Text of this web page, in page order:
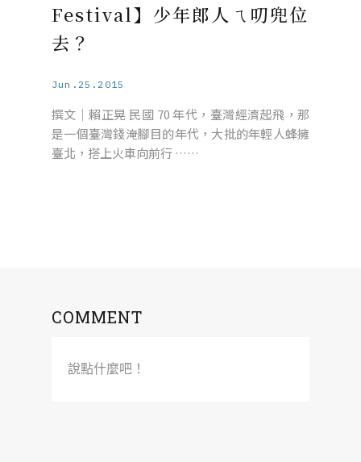
Festival】少年郎人ㄟ叨兜位
去？
Jun.25.2015
撰文｜賴正晃 民國 70 年代，臺灣經濟起飛，那
是一個臺灣錢淹腳目的年代，大批的年輕人蜂擁
臺北，搭上火車向前行 ……
COMMENT
說點什麼吧！